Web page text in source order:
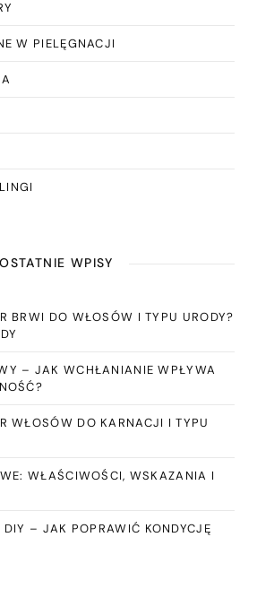
W PIELĘGNACJI
OSTATNIE WPISY
BRWI DO WŁOSÓW I TYPU URODY?
– JAK WCHŁANIANIE WPŁYWA
WŁOSÓW DO KARNACJI I TYPU
WŁAŚCIWOŚCI, WSKAZANIA I
DIY – JAK POPRAWIĆ KONDYCJĘ